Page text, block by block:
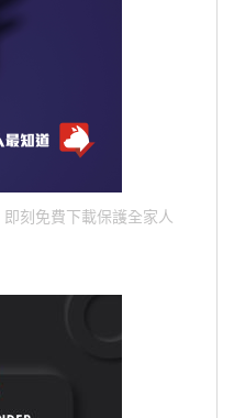
刻免費下載保護全家人